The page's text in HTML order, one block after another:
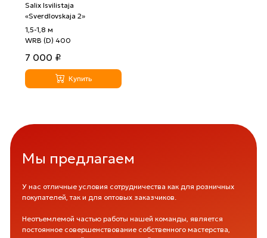
Salix Isvilistaja
«Sverdlovskaja 2»
1,5-1,8 м
WRB (D) 400
7 000 ₽
Купить
Мы предлагаем
У нас отличные условия сотрудничества как для розничных
покупателей, так и для оптовых заказчиков.
Неотъемлемой частью работы нашей команды, является
постоянное совершенствование собственного мастерства,